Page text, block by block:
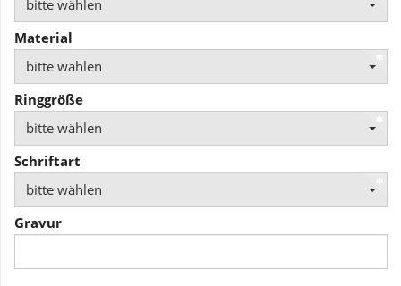
bitte wählen
Material
bitte wählen
Ringgröße
bitte wählen
Schriftart
bitte wählen
Gravur